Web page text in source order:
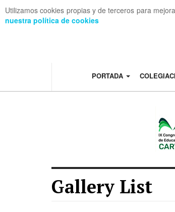
Utilizamos cookies propias y de terceros para
nuestra política de cookies
PORTADA
Gallery List